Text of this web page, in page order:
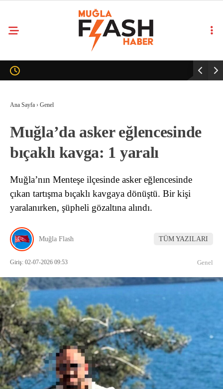
Ana Sayfa › Genel
Muğla’da asker eğlencesinde
bıçaklı kavga: 1 yaralı
Muğla’nın Menteşe ilçesinde asker eğlencesinde
çıkan tartışma bıçaklı kavgaya dönüştü. Bir kişi
yaralanırken, şüpheli gözaltına alındı.
Muğla Flash TÜM YAZILARI
Giriş: 02-07-2026 09:53 Genel